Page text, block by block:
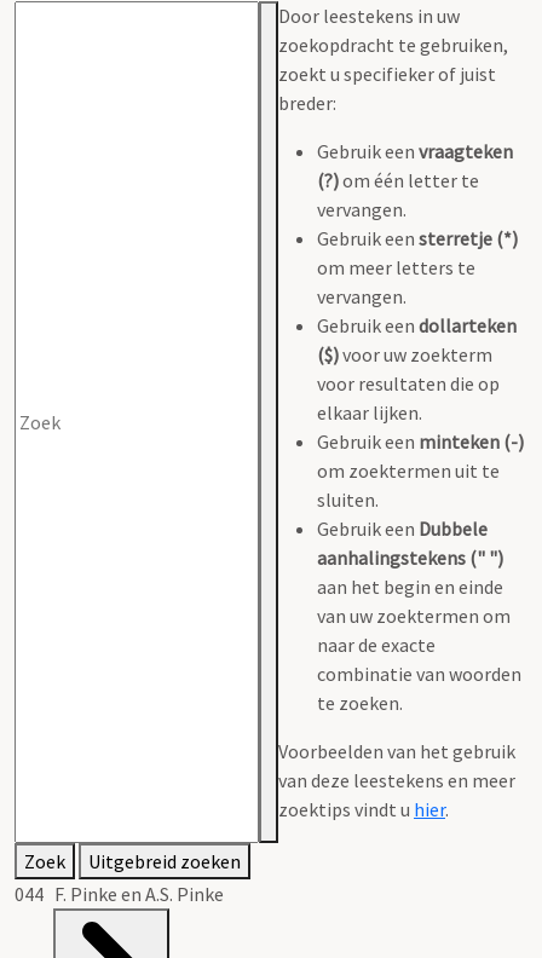
Door leestekens in uw
zoekopdracht te gebruiken,
zoekt u specifieker of juist
breder:
Gebruik een vraagteken
(?)om één letter te
vervangen.
Gebruik een sterretje (*)
om meer letters te
vervangen.
Gebruik een dollarteken
($)voor uw zoekterm
voor resultaten die op
elkaar lijken.
Gebruik een minteken (-)
om zoektermen uit te
sluiten.
Gebruik een Dubbele
aanhalingstekens (" ")
aan het begin en einde
van uw zoektermen om
naar de exacte
combinatie van woorden
te zoeken.
Voorbeelden van het gebruik
van deze leestekens en meer
zoektips vindt u hier.
Zoek
Uitgebreid zoeken
044 F. Pinke en A.S. Pinke